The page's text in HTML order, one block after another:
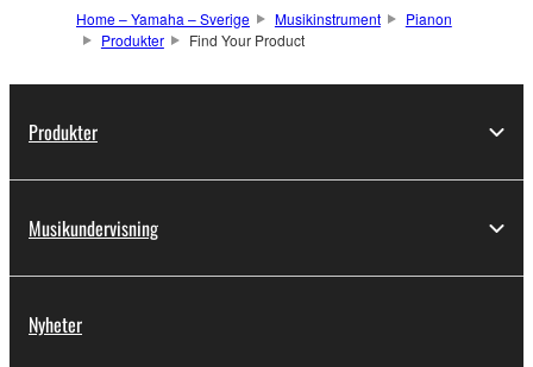
Home – Yamaha – Sverige Musikinstrument
Pianon
Produkter
Find Your Product
Produkter
Musikundervisning
Nyheter